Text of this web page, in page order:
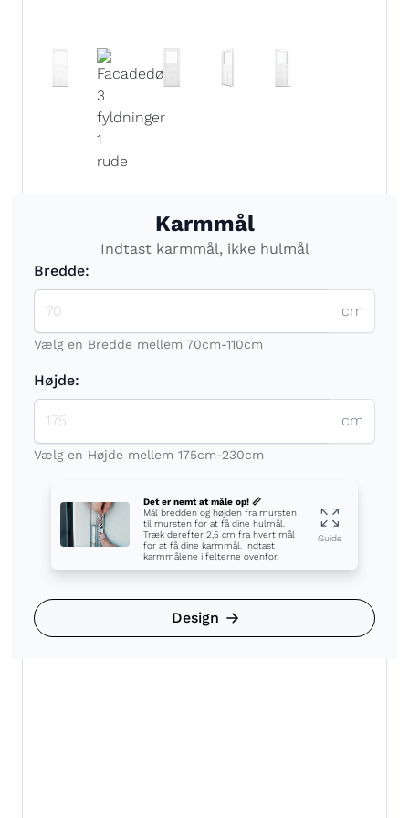
Karmmål
Indtast karmmål, ikke hulmål
Bredde:
cm
Vælg en Bredde mellem 70cm-110cm
Højde:
cm
Vælg en Højde mellem 175cm-230cm
Det er nemt at måle op! 📏
Mål bredden og højden fra mursten
til mursten for at få dine hulmål.
Træk derefter 2,5 cm fra hvert mål
for at få dine karmmål. Indtast
karmmålene i felterne ovenfor.
Guide
Design